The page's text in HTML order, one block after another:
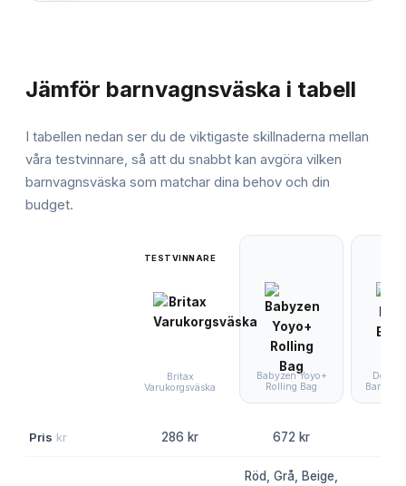
Jämför barnvagnsväska i tabell
I tabellen nedan ser du de viktigaste skillnaderna mellan
våra testvinnare, så att du snabbt kan avgöra vilken
barnvagnsväska som matchar dina behov och din
budget.
TESTVINNARE
Britax
Varukorgsväska
Babyzen Yoyo+
Rolling Bag
Done
Pris kr 286 kr 672 kr
Röd, Grå, Beige,